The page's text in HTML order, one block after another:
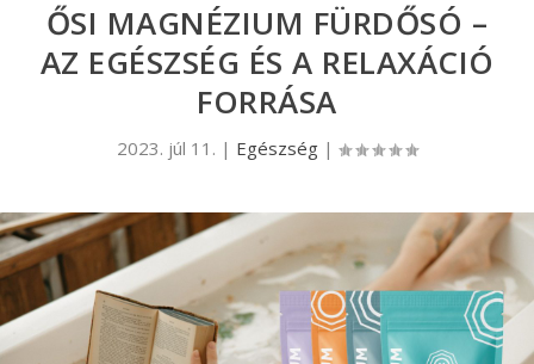
ŐSI MAGNÉZIUM FÜRDŐSÓ –
AZ EGÉSZSÉG ÉS A RELAXÁCIÓ
FORRÁSA
2023. júl 11. | Egészség |